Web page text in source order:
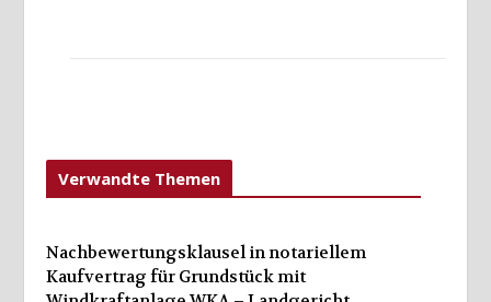
Verwandte Themen
Nachbewertungsklausel in notariellem
Kaufvertrag für Grundstück mit